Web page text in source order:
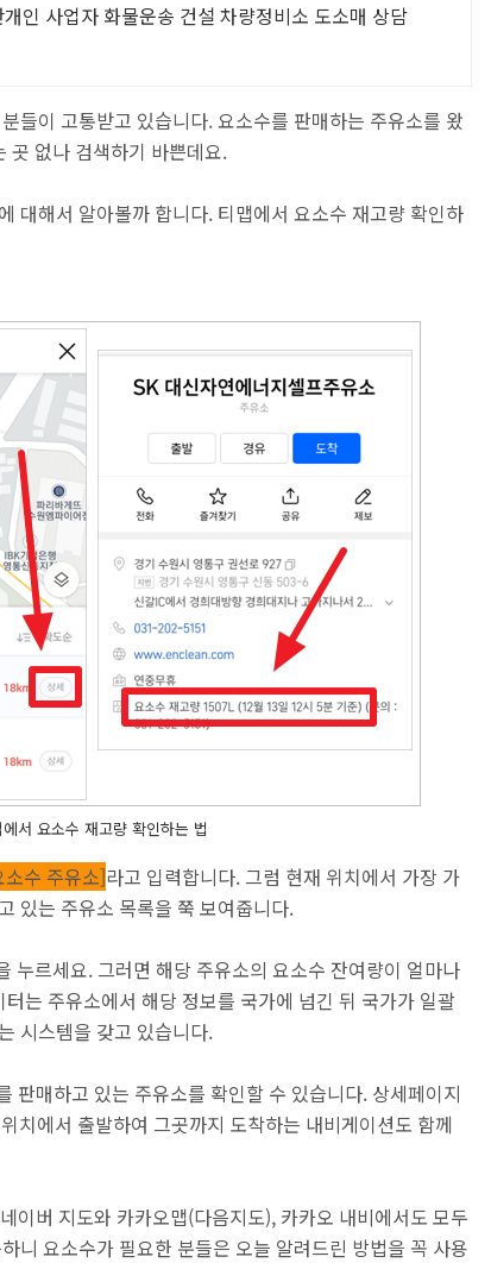
인 사업자 화물운송 건설 차량정비소 도소매 상담
들이 고통받고 있습니다. 요소수를 판매하는 주유소를 왔
곳 없나 검색하기 바쁜데요.
대해서 알아볼까 합니다. 티맵에서 요소수 재고량 확인하
에서 요소수 재고량 확인하는 법
소수 주유소]라고 입력합니다. 그럼 현재 위치에서 가장 가
있는 주유소 목록을 쭉 보여줍니다.
누르세요. 그러면 해당 주유소의 요소수 잔여량이 얼마나
는 주유소에서 해당 정보를 국가에 넘긴 뒤 국가가 일괄
시스템을 갖고 있습니다.
판매하고 있는 주유소를 확인할 수 있습니다. 상세페이지
치에서 출발하여 그곳까지 도착하는 내비게이션도 함께
이버 지도와 카카오맵(다음지도), 카카오 내비에서도 모두
니 요소수가 필요한 분들은 오늘 알려드린 방법을 꼭 사용